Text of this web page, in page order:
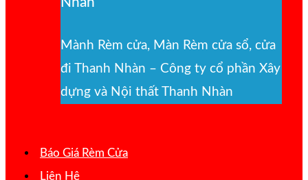
Mành Rèm cửa, Màn Rèm cửa sổ, cửa
đi Thanh Nhàn – Công ty cổ phần Xây
dựng và Nội thất Thanh Nhàn
Báo Giá Rèm Cửa
Liên Hệ